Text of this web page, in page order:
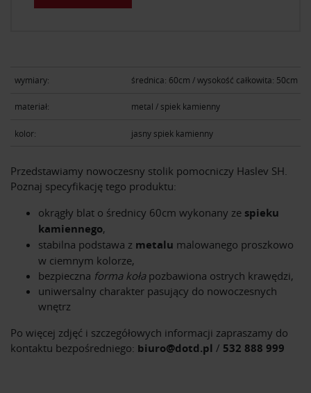
wymiary: średnica: 60cm / wysokość całkowita: 50cm
materiał: metal / spiek kamienny
kolor: jasny spiek kamienny
Przedstawiamy nowoczesny stolik pomocniczy Haslev SH.
Poznaj specyfikację tego produktu:
okrągły blat o średnicy 60cm wykonany ze spieku
kamiennego,
stabilna podstawa z metalu malowanego proszkowo
w ciemnym kolorze,
bezpieczna forma kołapozbawiona ostrych krawędzi,
uniwersalny charakter pasujący do nowoczesnych
wnętrz
Po więcej zdjęć i szczegółowych informacji zapraszamy do
kontaktu bezpośredniego: biuro@dotd.pl / 532 888 999